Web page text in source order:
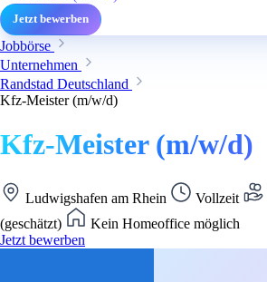
Jetzt bewerben
Jobbörse
Unternehmen
Randstad Deutschland
Kfz-Meister (m/w/d)
Kfz-Meister (m/w/d)
Ludwigshafen am Rhein Vollzeit
(geschätzt)
Kein Homeoffice möglich
Jetzt bewerben